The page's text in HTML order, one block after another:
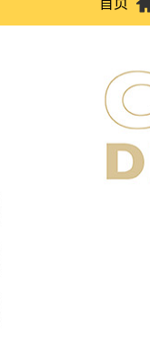
首页